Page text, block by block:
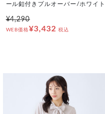
ール釦付きプルオーバー/ホワイト
¥4,290
WEB価格¥3,432 税込